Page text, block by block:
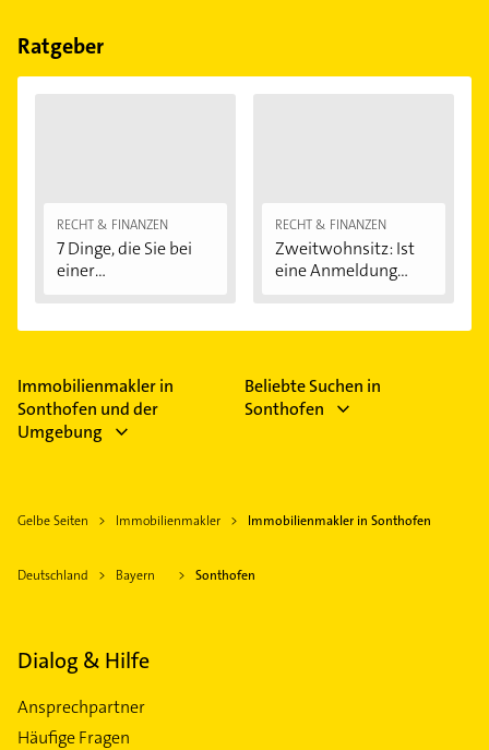
Feiertagen abweichen können.
Ratgeber
RECHT & FINANZEN
7 Dinge, die Sie bei
einer
RECHT & FINANZEN
Zweitwohnsitz: Ist
eine Anmeldung...
Immobilienmakler in
Sonthofen und der
Umgebung
Beliebte Suchen in
Sonthofen
Gelbe Seiten Immobilienmakler Immobilienmakler in Sonthofen
Deutschland Bayern Sonthofen
Dialog & Hilfe
Ansprechpartner
Häufige Fragen